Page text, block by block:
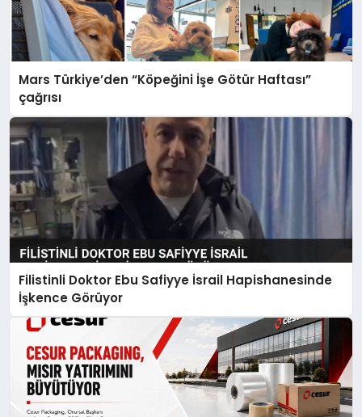
Mars Türkiye’den “Köpeğini İşe Götür Haftası”
çağrısı
Filistinli Doktor Ebu Safiyye İsrail Hapishanesinde
İşkence Görüyor